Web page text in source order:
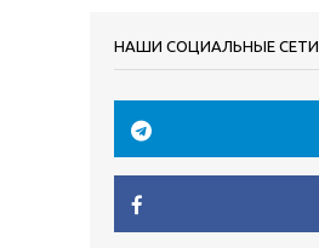
НАШИ СОЦИАЛЬНЫЕ СЕТИ